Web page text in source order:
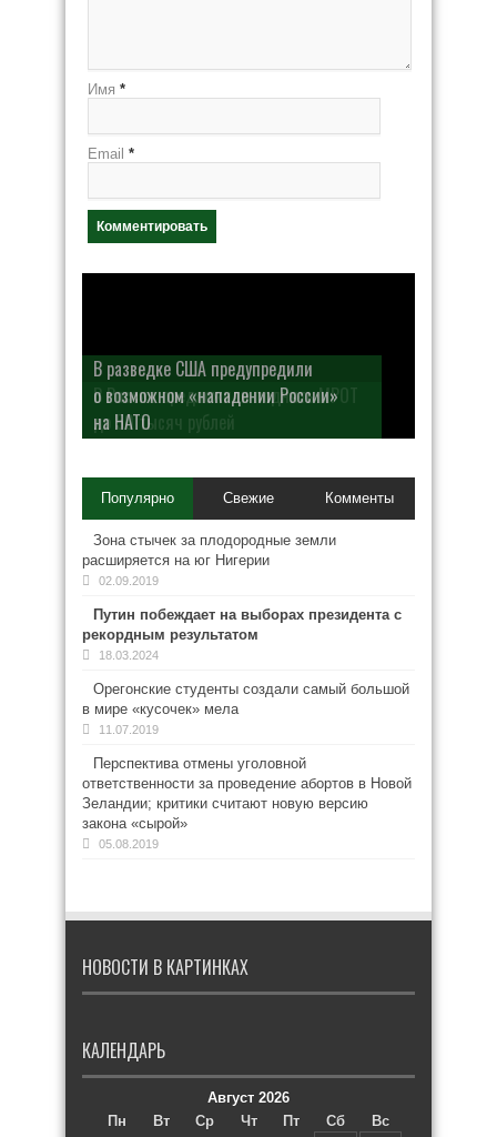
Имя *
Email *
В разведке США предупредили
о возможном «нападении России»
на НАТО
Популярно Свежие Комменты
Зона стычек за плодородные земли
расширяется на юг Нигерии
02.09.2019
Путин побеждает на выборах президента с
рекордным результатом
18.03.2024
Орегонские студенты создали самый большой
в мире «кусочек» мела
11.07.2019
Перспектива отмены уголовной
ответственности за проведение абортов в Новой
Зеландии; критики считают новую версию
закона «сырой»
05.08.2019
НОВОСТИ В КАРТИНКАХ
КАЛЕНДАРЬ
Август 2026
Пн
Вт Ср Чт Пт Сб
Вс